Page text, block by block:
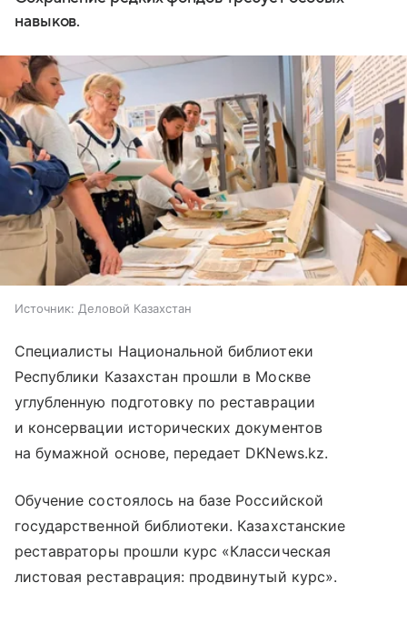
навыков.
Источник: Деловой Казахстан
Специалисты Национальной библиотеки
Республики Казахстан прошли в Москве
углубленную подготовку по реставрации
и консервации исторических документов
на бумажной основе, передает DKNews.kz.
Обучение состоялось на базе Российской
государственной библиотеки. Казахстанские
реставраторы прошли курс «Классическая
листовая реставрация: продвинутый курс».